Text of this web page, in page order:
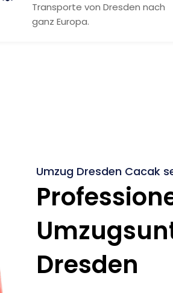
Transporte von Dresden nach
ganz Europa.
Umzug Dresden Cacak
Dresden